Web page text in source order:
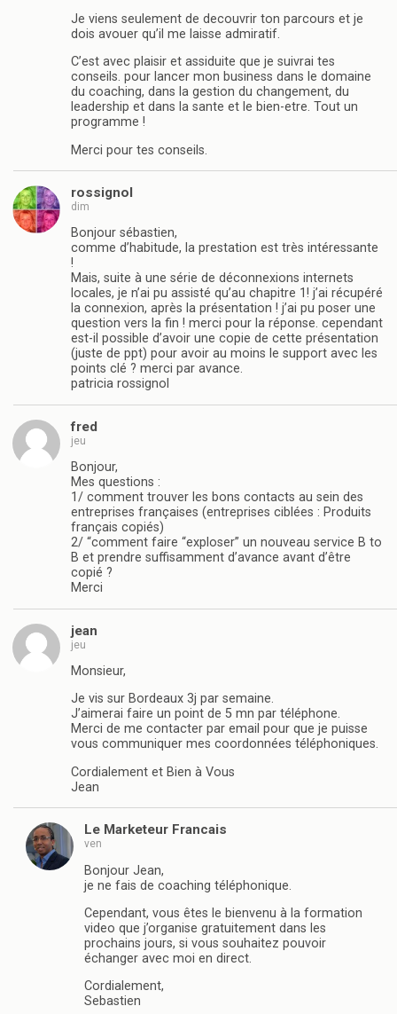
Je viens seulement de decouvrir ton parcours et je
dois avouer qu’il me laisse admiratif.
C’est avec plaisir et assiduite que je suivrai tes
conseils. pour lancer mon business dans le domaine
du coaching, dans la gestion du changement, du
leadership et dans la sante et le bien-etre. Tout un
programme !
Merci pour tes conseils.
rossignol
dim
Bonjour sébastien,
comme d’habitude, la prestation est très intéressante
!
Mais, suite à une série de déconnexions internets
locales, je n’ai pu assisté qu’au chapitre 1! j’ai récupéré
la connexion, après la présentation ! j’ai pu poser une
question vers la fin ! merci pour la réponse. cependant
est-il possible d’avoir une copie de cette présentation
(juste de ppt) pour avoir au moins le support avec les
points clé ? merci par avance.
patricia rossignol
fred
jeu
Bonjour,
Mes questions :
1/ comment trouver les bons contacts au sein des
entreprises françaises (entreprises ciblées : Produits
français copiés)
2/ “comment faire “exploser” un nouveau service B to
B et prendre suffisamment d’avance avant d’être
copié ?
Merci
jean
jeu
Monsieur,
Je vis sur Bordeaux 3j par semaine.
J’aimerai faire un point de 5 mn par téléphone.
Merci de me contacter par email pour que je puisse
vous communiquer mes coordonnées téléphoniques.
Cordialement et Bien à Vous
Jean
Le Marketeur Francais
ven
Bonjour Jean,
je ne fais de coaching téléphonique.
Cependant, vous êtes le bienvenu à la formation
video que j’organise gratuitement dans les
prochains jours, si vous souhaitez pouvoir
échanger avec moi en direct.
Cordialement,
Sebastien